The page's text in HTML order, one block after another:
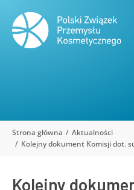
Jesteś tutaj:
Strona główna
Aktualności
Kolejny dokument Komisji dot.
Kolejny